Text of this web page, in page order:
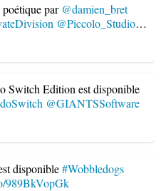
par @damien_bret
@Piccolo_Studio…
Switch Edition est disponible
@GIANTSSoftware
disponible#Wobbledogs
989BkVopGk